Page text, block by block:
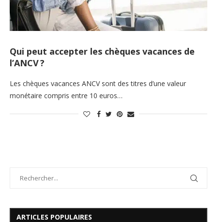
Qui peut accepter les chèques vacances de
l’ANCV ?
Les chèques vacances ANCV sont des titres d’une valeur
monétaire compris entre 10 euros…
ARTICLES POPULAIRES